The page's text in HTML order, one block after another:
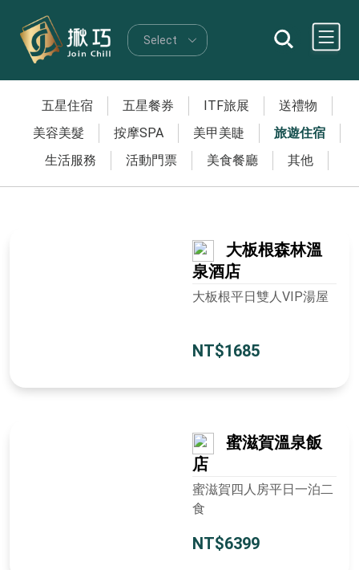
五星住宿 五星餐券 ITF旅展
送禮物
美容美髮
按摩SPA 美甲美睫
旅遊住宿
生活服務
活動門票 美食餐廳 其他
大板根森林溫
泉酒店
大板根平日雙人VIP湯屋
NT$1685
蜜滋賀溫泉飯
店
蜜滋賀四人房平日一泊二
食
NT$6399